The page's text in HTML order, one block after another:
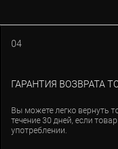
04
ГАРАНТИЯ ВОЗВРАТА
Вы можете легко вернуть
течение 30 дней, если
употреблении.